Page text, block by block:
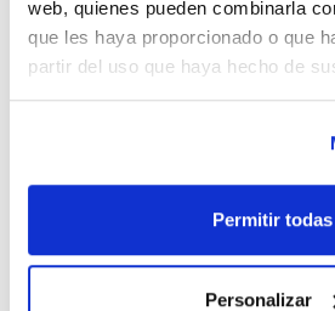
web, quienes pueden combinarla
que les haya proporcionado o que
partir del uso que haya hecho de
Permitir todas
Personalizar
x 1 l
Envase
vidrio